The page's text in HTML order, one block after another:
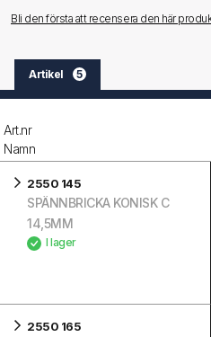
Bli den första att recensera den här
Artikel 5
Art.nr
Namn
2550 145
SPÄNNBRICKA KONISK C
14,5MM
I lager
2550 165